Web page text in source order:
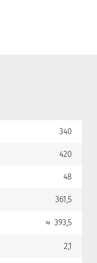
340
420
48
361,5
≈ 393,5
2,1